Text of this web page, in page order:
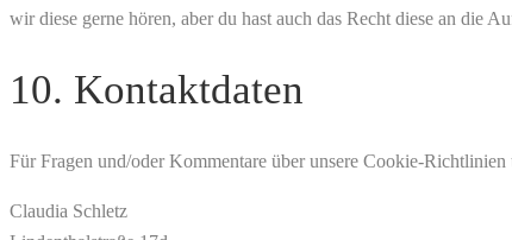
wir diese gerne hören, aber du hast auch das Recht diese an die
10. Kontaktdaten
Für Fragen und/oder Kommentare über unsere Cookie-
Claudia Schletz